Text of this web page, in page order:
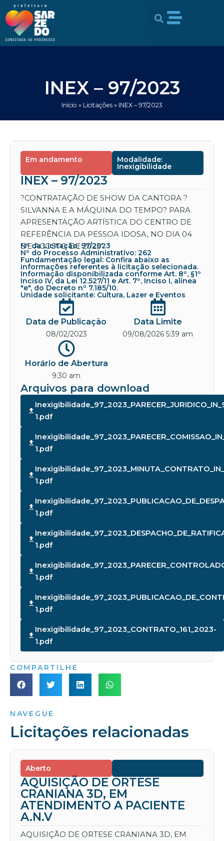
conteúdo
para
conteúdo
INEX – 97/2023
Início » Licitações » INEX – 97/2023
Em andamento Modalidade:
Inexigibilidade
INEX – 97/2023
?CONTRATAÇÃO DE SHOW DA CANTORA ?
SILVANNA E A MÁQUINA DO TEMPO? PARA
APRESENTAÇÃO ARTÍSTICA DO CENTRO DE
REFERÊNCIA DA PESSOA IDOSA, NO DIA 04
DE AGOSTO DE 2023″.
Nº da Licitação: 97/2023
Nº do Processo Administrativo: 262
Fundamentação legal: Confira abaixo as
informações referentes à licitação selecionada.
Informação disponibilizada conforme Art. 8º, §1º
Inciso IV, da Lei 12.527/11 e Art. 7º, Inciso I, alínea
"e", do Decreto nº 7.185/10.
Unidade solicitante: Cultura, Lazer e Eventos
Data de Publicação
08/02/2023
Data Limite
09/08/2026 5:39 am
Horário de Abertura
9:30 am
Arquivos para download
1.pdf
1.pdf
1.pdf
1.pdf
1.pdf
1.pdf
1.pdf
Inexigibilidade_97_2023_CONTRATO_161_2023-
1.pdf
COMPARTILHE
NAVEGUE
Licitações relacionadas
Aberto
AQUISIÇÃO DE ORTESE
CRANIANA 3D, EM
ATENDIMENTO A PACIENTE
A.N.V
AQUISIÇÃO DE ORTESE CRANIANA 3D, EM